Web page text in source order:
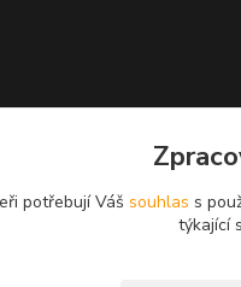
doručení
potřebují Váš souhlas s
týkající